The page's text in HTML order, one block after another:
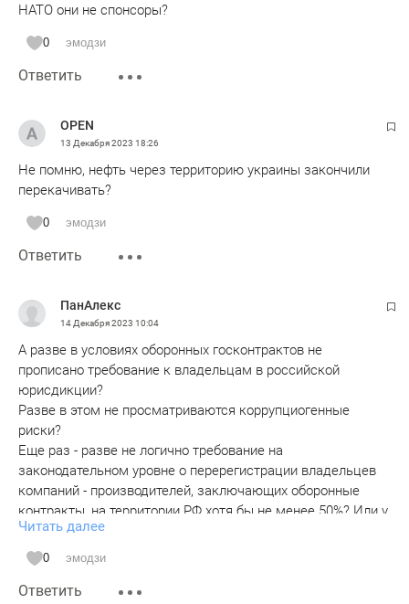
НАТО они не спонсоры?
0 эмодзи
Ответить
OPEN
13 Декабря 2023 18:26
Не помню, нефть через территорию украины закончили
перекачивать?
0 эмодзи
Ответить
ПанАлекс
14 Декабря 2023 10:04
А разве в условиях оборонных госконтрактов не
прописано требование к владельцам в российской
юрисдикции?
Разве в этом не просматриваются коррупциогенные
риски?
Еще раз - разве не логично требование на
законодательном уровне о перерегистрации владельцев
компаний - производителей, заключающих оборонные
контракты, на территории РФ хотя бы не менее 50%? Или у
нас вся негосударственная оборонка - владельцы
иностранных офшоров?
Удивляет - с меня требуют 100% регистрации в РФ за
договор - косить траву с Татэнерго, но заключать
Читать далее
0 эмодзи
Ответить